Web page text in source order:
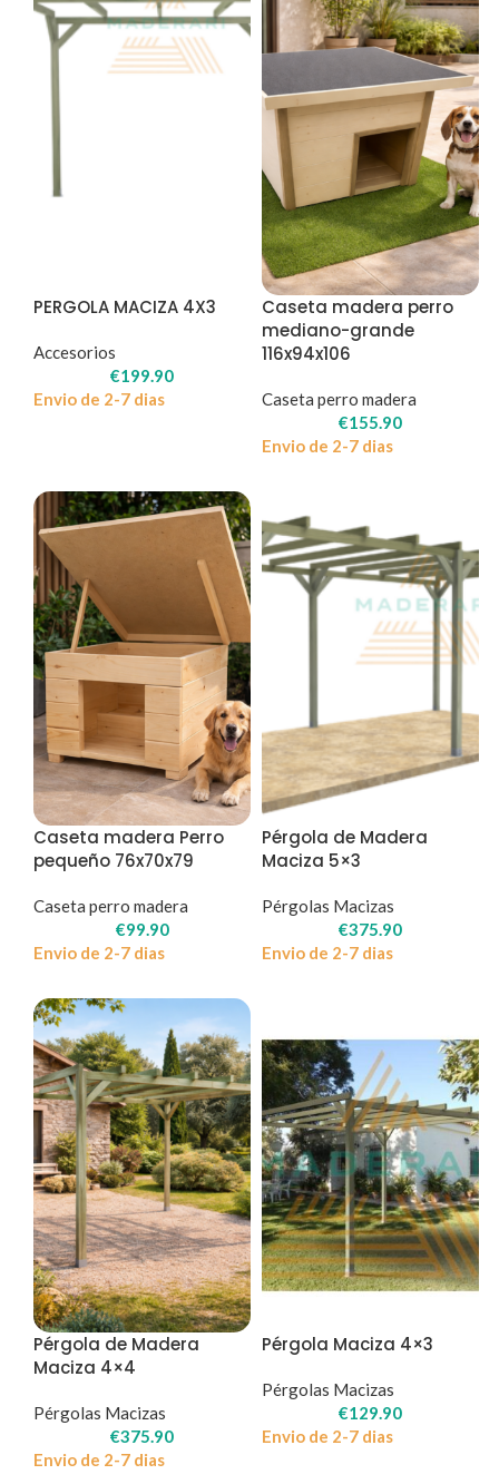
PERGOLA MACIZA 4X3
Accesorios
€199.90
Envio de 2-7 dias
Caseta madera perro
mediano-grande
116x94x106
Caseta perro madera
€155.90
Envio de 2-7 dias
Caseta madera Perro
pequeño 76x70x79
Caseta perro madera
€99.90
Envio de 2-7 dias
Pérgola de Madera
Maciza 5×3
Pérgolas Macizas
€375.90
Envio de 2-7 dias
Pérgola de Madera
Maciza 4×4
Pérgolas Macizas
€375.90
Envio de 2-7 dias
Pérgola Maciza 4×3
Pérgolas Macizas
€129.90
Envio de 2-7 dias